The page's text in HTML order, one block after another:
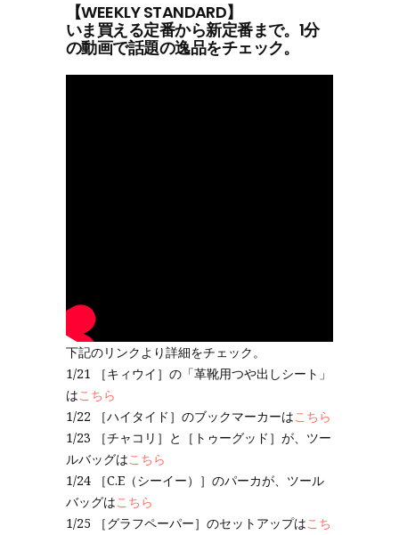
【WEEKLY STANDARD】
いま買える定番から新定番まで。1分
の動画で話題の逸品をチェック。
下記のリンクより詳細をチェック。
1/21 ［キィウイ］の「革靴用つや出しシート」
はこちら
1/22 ［ハイタイド］のブックマーカーはこちら
1/23 ［チャコリ］と［トゥーグッド］が、ツー
ルバッグはこちら
1/24 ［C.E（シーイー）］のパーカが、ツール
バッグはこちら
1/25 ［グラフペーパー］のセットアップはこち